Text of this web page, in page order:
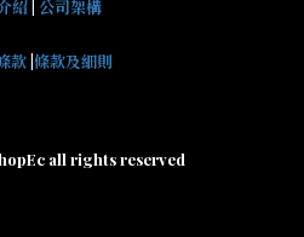
紹| 公司架構
款 條款及細則
all rights reserved